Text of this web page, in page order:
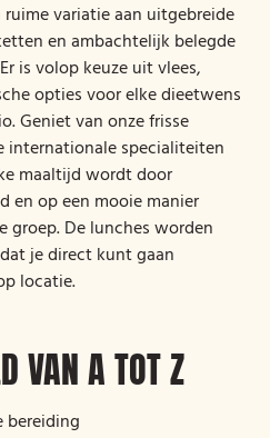
variatie aan uitgebreide
en ambachtelijk belegde
is volop keuze uit vlees,
opties voor elke dieetwens
Geniet van onze frisse
internationale specialiteiten
maaltijd wordt door
en op een mooie manier
groep. De lunches worden
je direct kunt gaan
locatie.
VAN A TOT Z
bereiding